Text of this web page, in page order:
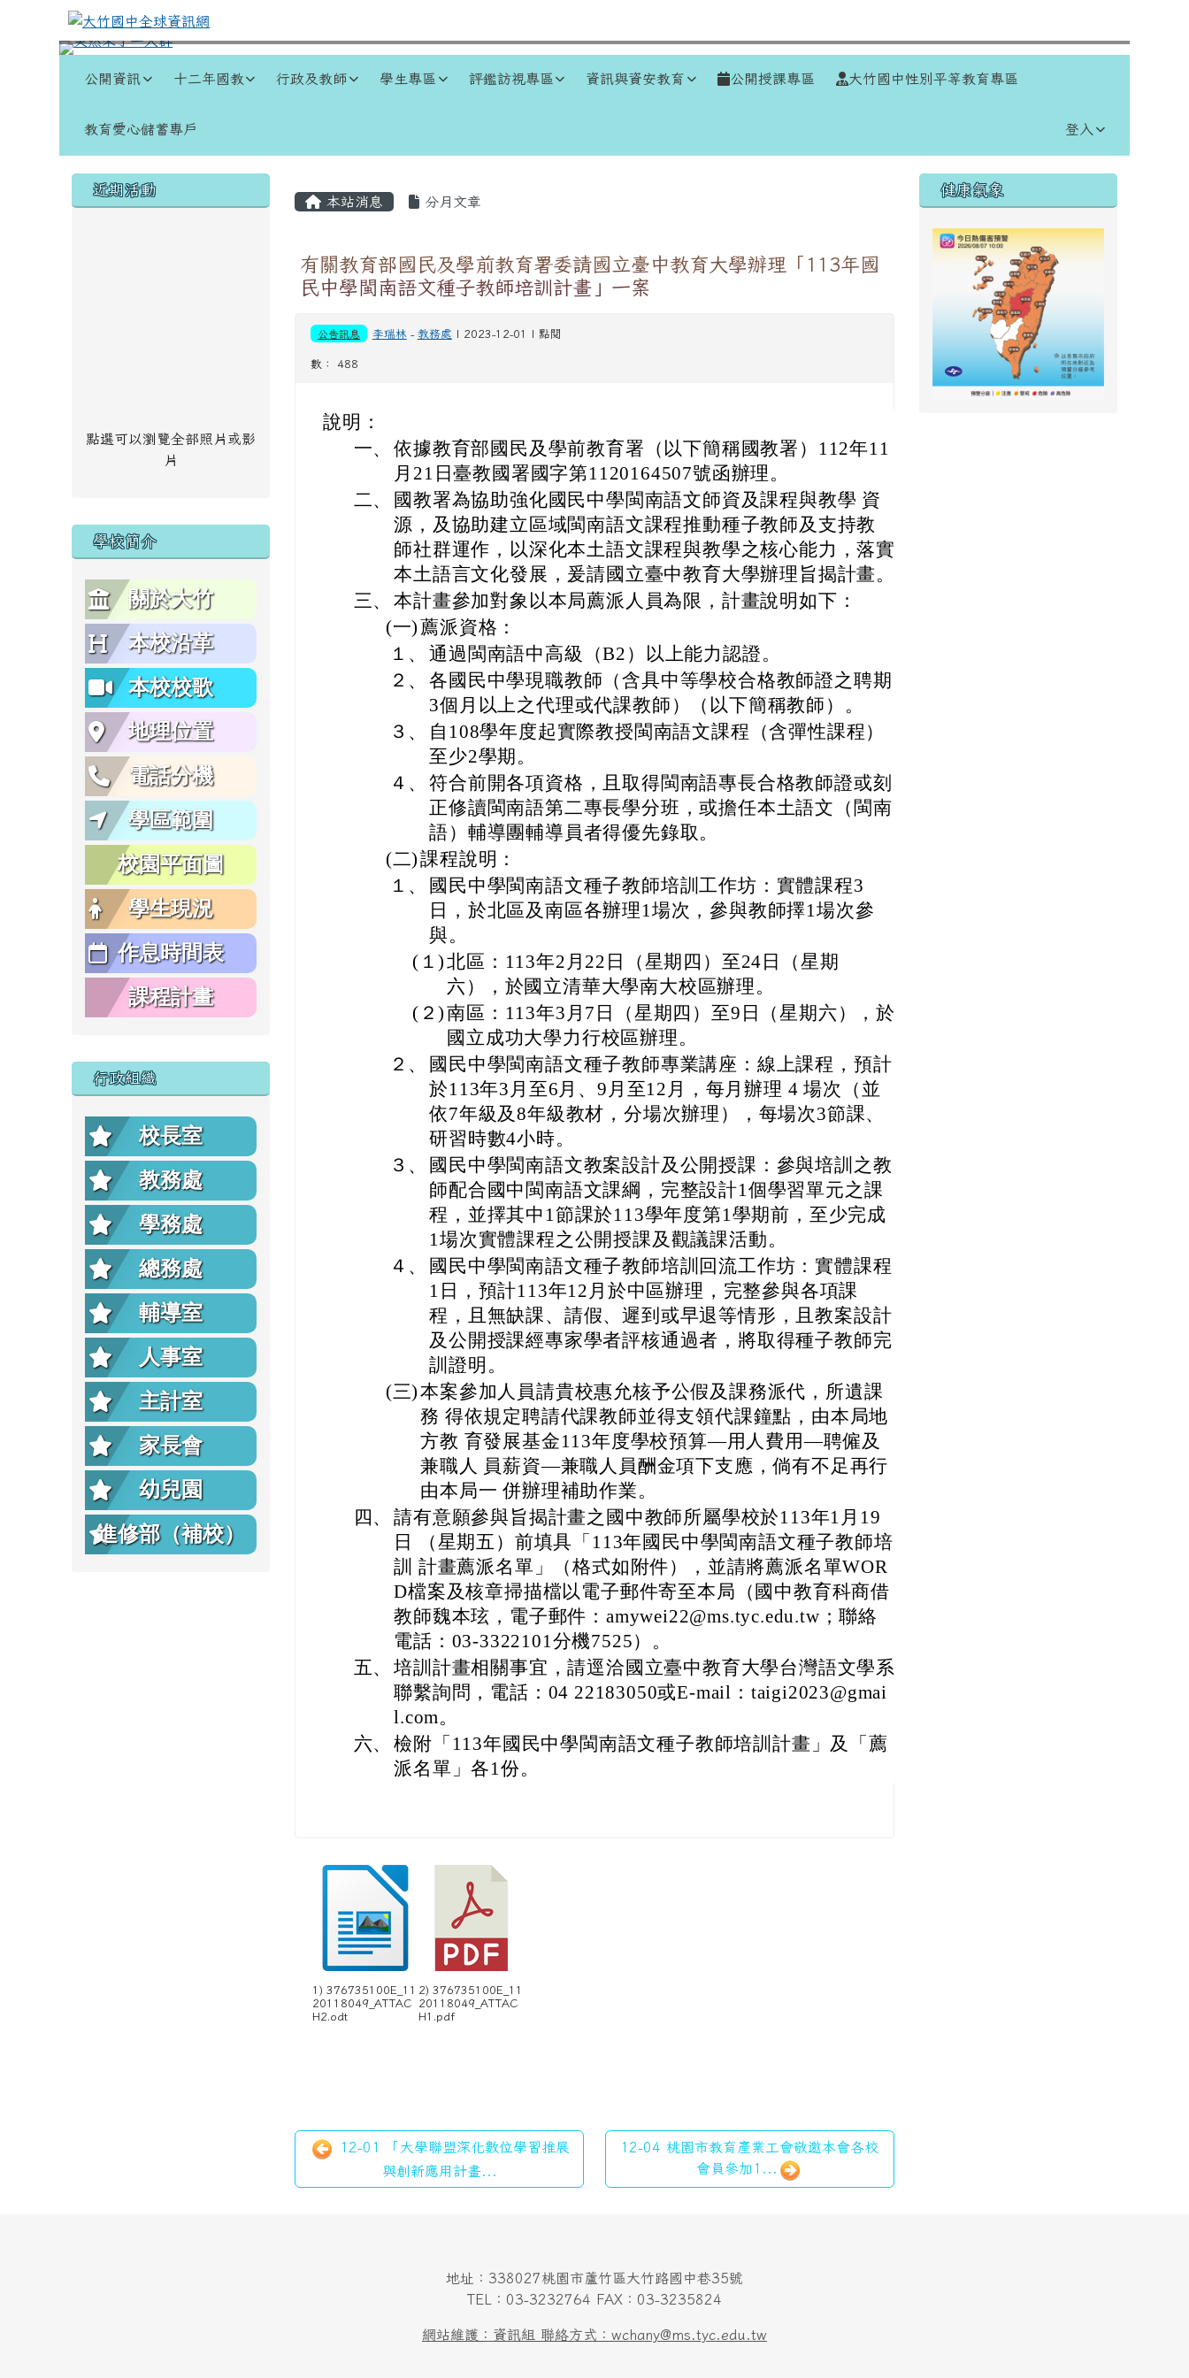
跳至主內容區
大竹國中全球資訊網
公開資訊 十二年國教 行政及教師 學生專區 評鑑訪視專區 資訊與資安教育 公開授課專區 大竹國中性別平等教育專區
教育愛心儲蓄專戶 登入
左邊區域內容
近期活動
點選可以瀏覽全部照片或影
片
學校簡介
關於大竹
本校沿革
本校校歌
地理位置
電話分機
學區範圍
校園平面圖
學生現況
作息時間表
課程計畫
行政組織
校長室
教務處
學務處
總務處
輔導室
人事室
主計室
家長會
幼兒園
進修部（補校）
主內容區域
本站消息 分月文章
有關教育部國民及學前教育署委請國立臺中教育大學辦理「113年國
民中學閩南語文種子教師培訓計畫」一案
公告訊息 李瑞林- 教務處 | 2023-12-01 | 點閱
數： 488
說明：
一、 依據教育部國民及學前教育署（以下簡稱國教署）112年11
月21日臺教國署國字第1120164507號函辦理。
二、
國教署為協助強化國民中學閩南語文師資及課程與教學 資
源，及協助建立區域閩南語文課程推動種子教師及支持教
師社群運作，以深化本土語文課程與教學之核心能力，落實
本土語言文化發展，爰請國立臺中教育大學辦理旨揭計畫。
三、 本計畫參加對象以本局薦派人員為限，計畫說明如下：
(一)薦派資格：
１、 通過閩南語中高級（B2）以上能力認證。
２、 各國民中學現職教師（含具中等學校合格教師證之聘期
3個月以上之代理或代課教師）（以下簡稱教師）。
３、
自108學年度起實際教授閩南語文課程（含彈性課程）
至少2學期。
４、 符合前開各項資格，且取得閩南語專長合格教師證或刻
正修讀閩南語第二專長學分班，或擔任本土語文（閩南
語）輔導團輔導員者得優先錄取。
(二)課程說明：
１、
國民中學閩南語文種子教師培訓工作坊：實體課程3
日，於北區及南區各辦理1場次，參與教師擇1場次參
與。
(１)北區：113年2月22日（星期四）至24日（星期
六），於國立清華大學南大校區辦理。
(２)南區：113年3月7日（星期四）至9日（星期六），於
國立成功大學力行校區辦理。
２、
國民中學閩南語文種子教師專業講座：線上課程，預計
於113年3月至6月、9月至12月，每月辦理 4 場次（並
依7年級及8年級教材，分場次辦理），每場次3節課、
研習時數4小時。
３、
國民中學閩南語文教案設計及公開授課：參與培訓之教
師配合國中閩南語文課綱，完整設計1個學習單元之課
程，並擇其中1節課於113學年度第1學期前，至少完成
1場次實體課程之公開授課及觀議課活動。
４、
國民中學閩南語文種子教師培訓回流工作坊：實體課程
1日，預計113年12月於中區辦理，完整參與各項課
程，且無缺課、請假、遲到或早退等情形，且教案設計
及公開授課經專家學者評核通過者，將取得種子教師完
訓證明。
(三)本案參加人員請貴校惠允核予公假及課務派代，所遺課
務 得依規定聘請代課教師並得支領代課鐘點，由本局地
方教 育發展基金113年度學校預算—用人費用—聘僱及
兼職人 員薪資—兼職人員酬金項下支應，倘有不足再行
由本局一 併辦理補助作業。
四、 請有意願參與旨揭計畫之國中教師所屬學校於113年1月19
日 （星期五）前填具「113年國民中學閩南語文種子教師培
訓 計畫薦派名單」（格式如附件），並請將薦派名單WOR
D檔案及核章掃描檔以電子郵件寄至本局（國中教育科商借
教師魏本玹，電子郵件：amywei22@ms.tyc.edu.tw；聯絡
電話：03-3322101分機7525）。
五、 培訓計畫相關事宜，請逕洽國立臺中教育大學台灣語文學系
聯繫詢問，電話：04 22183050或E-mail：taigi2023@gmai
l.com。
六、 檢附「113年國民中學閩南語文種子教師培訓計畫」及「薦
派名單」各1份。
1) 376735100E_11
20118049_ATTAC
H2.odt
2) 376735100E_11
20118049_ATTAC
H1.pdf
12-01 「大學聯盟深化數位學習推展
與創新應用計畫...
12-04 桃園市教育產業工會敬邀本會各校
會員參加1...
右邊區域內容
健康氣象
頁尾區域
地址：338027桃園市蘆竹區大竹路國中巷35號
TEL：03-3232764 FAX：03-3235824
網站維護：資訊組 聯絡方式：wchany@ms.tyc.edu.tw